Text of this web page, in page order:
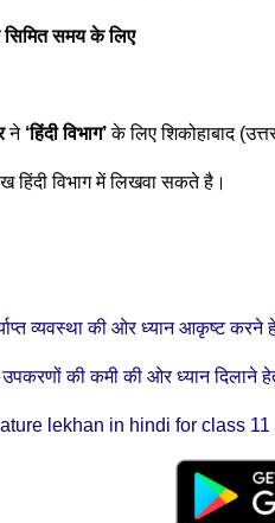
समय के लिए
ने ‘हिंदी विभाग’के लिए शिकोहाबाद
विभाग में लिखवा सकते है।
व्यवस्था की ओर ध्यान आकृष्ट करने
की कमी की ओर ध्यान दिलाने
lekhan in hindi for class 11